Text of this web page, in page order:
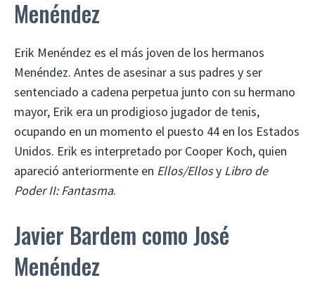
Menéndez
Erik Menéndez es el más joven de los hermanos
Menéndez. Antes de asesinar a sus padres y ser
sentenciado a cadena perpetua junto con su hermano
mayor, Erik era un prodigioso jugador de tenis,
ocupando en un momento el puesto 44 en los Estados
Unidos. Erik es interpretado por Cooper Koch, quien
apareció anteriormente en Ellos/Ellosy Libro de
Poder II: Fantasma.
Javier Bardem como José
Menéndez